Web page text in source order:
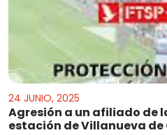
24 JUNIO, 2025
Agresión a un afiliado de
estación de Villanueva